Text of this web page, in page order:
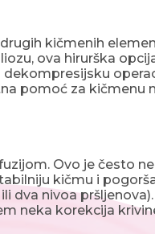
kičmenih
ova hirurška
pomoć za kičmenu
Ovo je često
kičmu i
dva nivoa
neka korekcija